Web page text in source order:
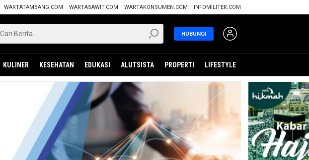
WARTATAMBANG.COM WARTASAWIT.COM WARTAKONSUMEN.COM INFOMILITER.COM
HUBUNGI
KULINER KESEHATAN EDUKASI ALUTSISTA PROPERTI LIFESTYLE